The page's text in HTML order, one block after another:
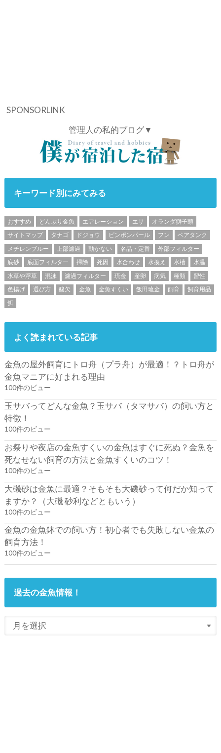
SPONSORLINK
管理人の私的ブログ▼
キーワード別にみてみる
おすすめ どんぶり金魚 エアレーション エサ
オランダ獅子頭
サイトマップ
タナゴ ドジョウ ピンポンパール フン
ベアタンク
メチレンブルー
上部濾過 動かない 名品・定番
外部フィルター
底砂
底面フィルター 掃除 死因 水合わせ 水換え 水槽
水温
水草や浮草
混泳 濾過フィルター 琉金 産卵 病気 種類
習性
色揚げ
選び方 酸欠 金魚 金魚すくい 飯田琉金 飼育
飼育用品
餌
よく読まれている記事
金魚の屋外飼育にトロ舟（プラ舟）が最適！？トロ舟が
金魚マニアに好まれる理由
100件のビュー
玉サバってどんな金魚？玉サバ（タマサバ）の飼い方と
特徴！
100件のビュー
お祭りや夜店の金魚すくいの金魚はすぐに死ぬ？金魚を
死なせない飼育の方法と金魚すくいのコツ！
100件のビュー
大磯砂は金魚に最適？そもそも大磯砂って何だか知って
ますか？（大磯 砂利などともいう）
100件のビュー
金魚の金魚鉢での飼い方！初心者でも失敗しない金魚の
飼育方法！
100件のビュー
過去の金魚情報！